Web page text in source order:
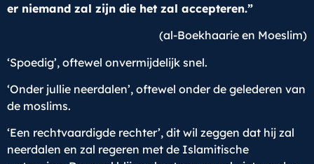
er niemand zal zijn die het zal accepteren.”
(al-Boekhaarie en Moeslim)
‘Spoedig’, oftewel onvermijdelijk snel.
‘Onder jullie neerdalen’, oftewel onder de gelederen van
de moslims.
‘Een rechtvaardigde rechter’, dit wil zeggen dat hij zal
neerdalen en zal regeren met de Islamitische